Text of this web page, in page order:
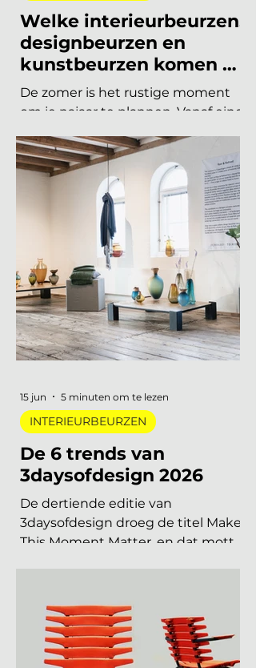
Welke interieurbeurzen,
kunstbeurzen komen er
om je najaar te plannen. Vanaf eind
augustus draait de
beurzencarrousel weer op volle
toeren, met een Nederlandse en
Belgische agenda die piekt in
september en november, en een
internationale kalender die loopt
van Helsinki tot Miami. Hieronder
vind je alle relevante
interieurbeurzen, designbeurzen
en kunstbeurzen van augustus tot
en met december 2026, op datum
agenda te blokken. Welke
interieurbeurzen, designbeurzen
INTERIEURBEURZEN
19 jun 8 minuten om te lezen
De 6 trends van
3daysofdesign 2026
De dertiende editie van
2026 meer dan vierhonderd
merken, ruim 120.000 bezoekers,
acht stadsdelen. De zoete pastels
INTERIEURBEURZEN
15 jun 5 minuten om te lezen